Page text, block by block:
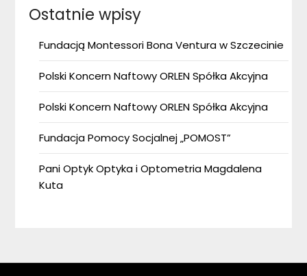
Ostatnie wpisy
Fundacją Montessori Bona Ventura w Szczecinie
Polski Koncern Naftowy ORLEN Spółka Akcyjna
Polski Koncern Naftowy ORLEN Spółka Akcyjna
Fundacja Pomocy Socjalnej „POMOST”
Pani Optyk Optyka i Optometria Magdalena
Kuta